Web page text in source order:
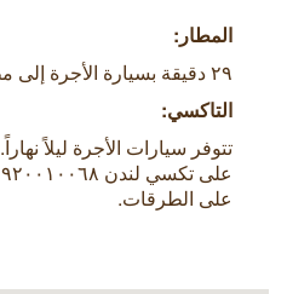
المطار:
٢٩ دقيقة بسيارة الأجرة إلى مطار الملك خالد
التاكسي:
تتوفر سيارات الأجرة ليلاً
على الطرقات.